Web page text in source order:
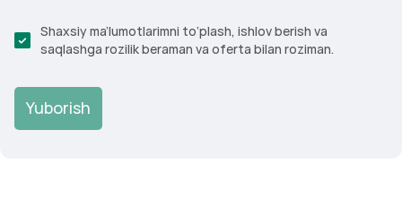
Shaxsiy ma’lumotlarimni to‘plash, ishlov berish va
saqlashga rozilik beraman va oferta bilan roziman.
Yuborish